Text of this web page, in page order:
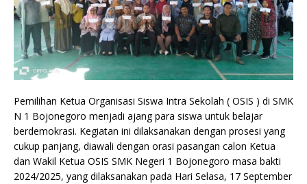
Pemilihan Ketua Organisasi Siswa Intra Sekolah ( OSIS ) di SMK
N 1 Bojonegoro menjadi ajang para siswa untuk belajar
berdemokrasi. Kegiatan ini dilaksanakan dengan prosesi yang
cukup panjang, diawali dengan orasi pasangan calon Ketua
dan Wakil Ketua OSIS SMK Negeri 1 Bojonegoro masa bakti
2024/2025, yang dilaksanakan pada Hari Selasa, 17 September